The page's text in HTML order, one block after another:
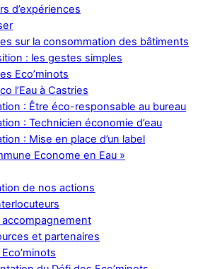
d’expériences
sur la consommation des bâtiments
: les gestes simples
Eco’minots
l’Eau à Castries
: Être éco-responsable au bureau
: Technicien économie d’eau
: Mise en place d’un label
Econome en Eau »
de nos actions
accompagnement
et partenaires